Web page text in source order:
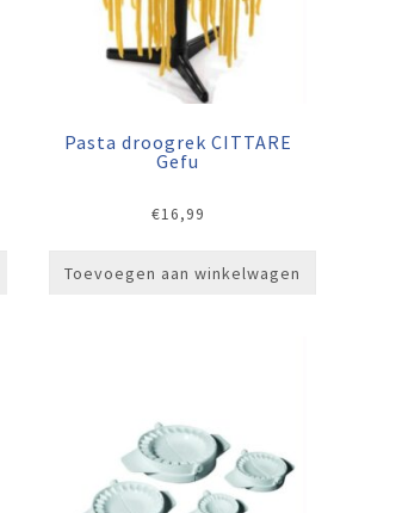
Pasta droogrek CITTARE
Gefu
€16,99
Toevoegen aan winkelwagen